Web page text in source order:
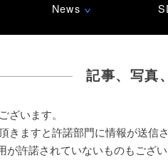
News ∨
記事、写真
ざいます。
きますと許諾部門に情報が送信
が許諾されていないものもござ